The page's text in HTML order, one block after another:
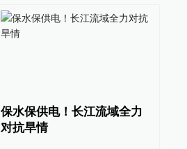
保水保供电！长江流域全力
对抗旱情